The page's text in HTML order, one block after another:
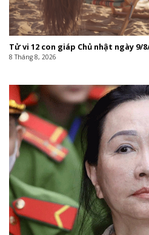
Tử vi 12 con giáp Chủ nhật ngày 9/
8 Tháng 8, 2026